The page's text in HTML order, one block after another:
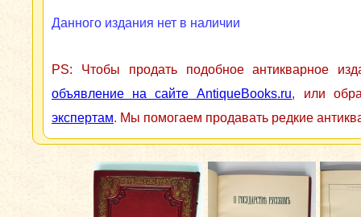
Данного издания нет в наличии
PS: Чтобы продать подобное антикварное
объявление на сайте AntiqueBooks.ru, или
экспертам. Мы помогаем продавать редкие